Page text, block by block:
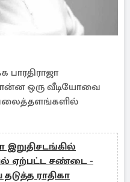
ஒரு வீடியோவை
வலைத்தளங்களில்
இறுதிசடங்கில்
ஏற்பட்ட சண்டை -
ராதிகா